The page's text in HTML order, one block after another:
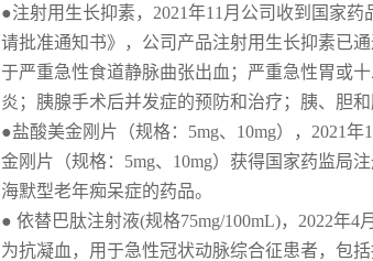
●注射用生长抑素，2021年11月公司收到国家
请批准通知书》，公司产品注射用生长抑素已
于严重急性食道静脉曲张出血；严重急性胃或
炎；胰腺手术后并发症的预防和治疗；胰、胆
●盐酸美金刚片（规格：5mg、10mg），2021
金刚片（规格：5mg、10mg）获得国家药监局
海默型老年痴呆症的药品。
● 依替巴肽注射液(规格75mg/100mL)，2022年
为抗凝血，用于急性冠状动脉综合征患者，包